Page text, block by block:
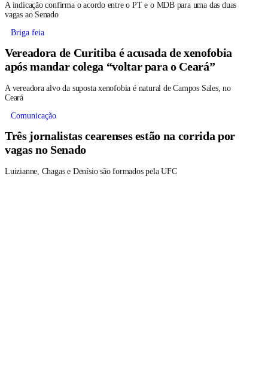
A indicação confirma o acordo entre o PT e o MDB para uma das duas
vagas ao Senado
Briga feia
Vereadora de Curitiba é acusada de xenofobia
após mandar colega “voltar para o Ceará”
A vereadora alvo da suposta xenofobia é natural de Campos Sales, no
Ceará
Comunicação
Três jornalistas cearenses estão na corrida por
vagas no Senado
Luizianne, Chagas e Denísio são formados pela UFC